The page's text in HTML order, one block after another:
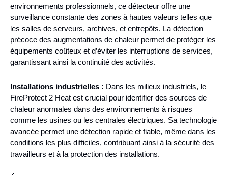
environnements professionnels, ce détecteur offre une
surveillance constante des zones à hautes valeurs telles que
les salles de serveurs, archives, et entrepôts. La détection
précoce des augmentations de chaleur permet de protéger les
équipements coûteux et d’éviter les interruptions de services,
garantissant ainsi la continuité des activités.
Installations industrielles : Dans les milieux industriels, le
FireProtect 2 Heat est crucial pour identifier des sources de
chaleur anormales dans des environnements à risques
comme les usines ou les centrales électriques. Sa technologie
avancée permet une détection rapide et fiable, même dans les
conditions les plus difficiles, contribuant ainsi à la sécurité des
travailleurs et à la protection des installations.